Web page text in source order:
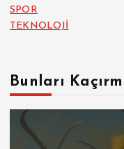
SPOR
TEKNOLOJİ
Bunları